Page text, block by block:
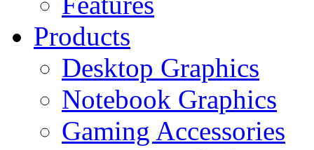
Products
Desktop Graphics
Notebook Graphics
Gaming Accessories